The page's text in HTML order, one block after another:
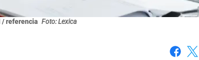
/ referencia Foto: Lexica